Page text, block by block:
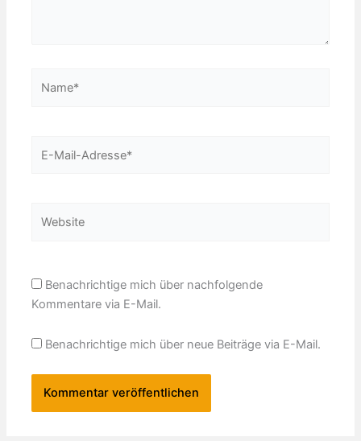
Mail-
Benachrichtige mich über nachfolgende
Kommentare via E-Mail.
Benachrichtige mich über neue Beiträge via E-Mail.